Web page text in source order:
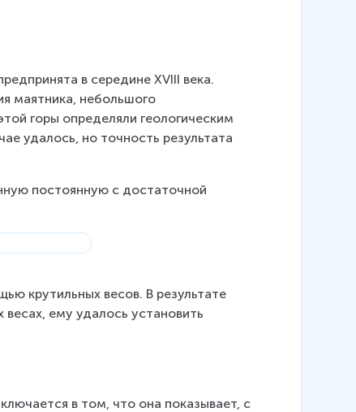
в середине XVIII века.
маятника, небольшого
горы определяли геологическим
удалось, но точность результата
постоянную с достаточной
крутильных весов. В результате
ему удалось установить
в том, что она показывает, с